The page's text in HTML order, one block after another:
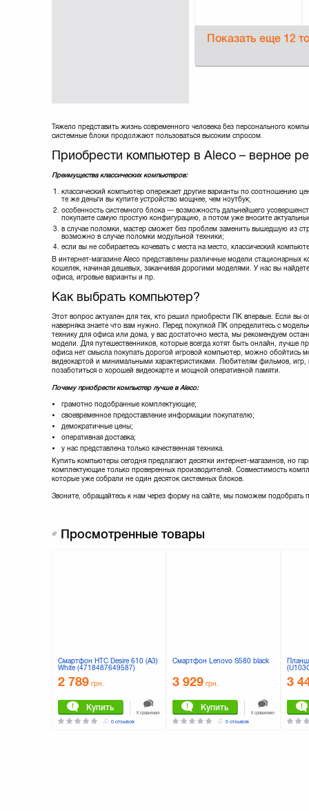
Показать еще 12
Тяжело представить жизнь современного человека без персонального
системные блоки продолжают пользоваться высоким спросом.
Приобрести компьютер в Aleco – верное
Преимущества классических компьютеров:
классический компьютер опережает другие варианты по соотношению
те же деньги вы купите устройство мощнее, чем ноутбук;
особенность системного блока — возможность дальнейшего
покупаете самую простую конфигурацию, а потом уже вносите
в случае поломки, мастер сможет без проблем заменить вышедшую из
возможно в случае поломки модульной техники;
если вы не собираетесь кочевать с места на место, классический
В интернет-магазине Aleco представлены различные модели стационарных
кошелек, начиная дешевых, заканчивая дорогими моделями. У нас вы
офиса, игровые варианты и пр.
Как выбрать компьютер?
Этот вопрос актуален для тех, кто решил приобрести ПК впервые. Если вы
наверняка знаете что вам нужно. Перед покупкой ПК определитесь с
технику для офиса или дома, у вас достаточно места, мы рекомендуем
модели. Для путешественников, которые всегда хотят быть онлайн, лучше
офиса нет смысла покупать дорогой игровой компьютер, можно обойтись
видеокартой и минимальными характеристиками. Любителям фильмов, игр,
позаботиться о хорошей видеокарте и мощной оперативной памяти.
Почему приобрести компьютер лучше в Aleco:
грамотно подобранные комплектующие;
своевременное предоставление информации покупателю;
демократичные цены;
оперативная доставка;
у нас представлена только качественная техника.
Купить компьютеры сегодня предлагают десятки интернет-магазинов, но
комплектующие только проверенных производителей. Совместимость
которые уже собрали не один десяток системных блоков.
Звоните, обращайтесь к нам через форму на сайте, мы поможем подобрать
Просмотренные товары
Смартфон HTC Desire 610 (A3)
White (4718487649587)
2 789 грн.
Купить
К сравнению
0 отзывов
Смартфон Lenovo S580 black
3 929 грн.
Купить
К сравнению
0 отзывов
3